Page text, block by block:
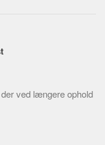
ved længere ophold